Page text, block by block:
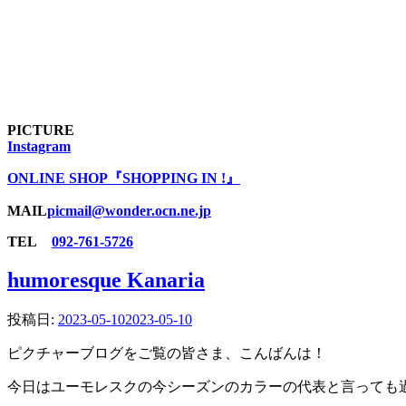
PICTURE
Instagram
ONLINE SHOP『SHOPPING IN !』
MAILpicmail@wonder.ocn.ne.jp
TEL
092-761-5726
humoresque Kanaria
投稿日: 2023-05-102023-05-10
ピクチャーブログをご覧の皆さま、こんばんは！
今日はユーモレスクの今シーズンのカラーの代表と言っても